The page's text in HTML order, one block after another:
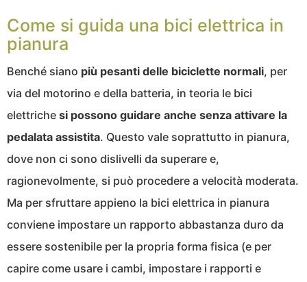
Come si guida una bici elettrica in
pianura
Benché siano più pesanti delle biciclette normali, per
via del motorino e della batteria, in teoria le bici
elettriche si possono guidare anche senza attivare la
pedalata assistita. Questo vale soprattutto in pianura,
dove non ci sono dislivelli da superare e,
ragionevolmente, si può procedere a velocità moderata.
Ma per sfruttare appieno la bici elettrica in pianura
conviene impostare un rapporto abbastanza duro da
essere sostenibile per la propria forma fisica (e per
capire come usare i cambi, impostare i rapporti e